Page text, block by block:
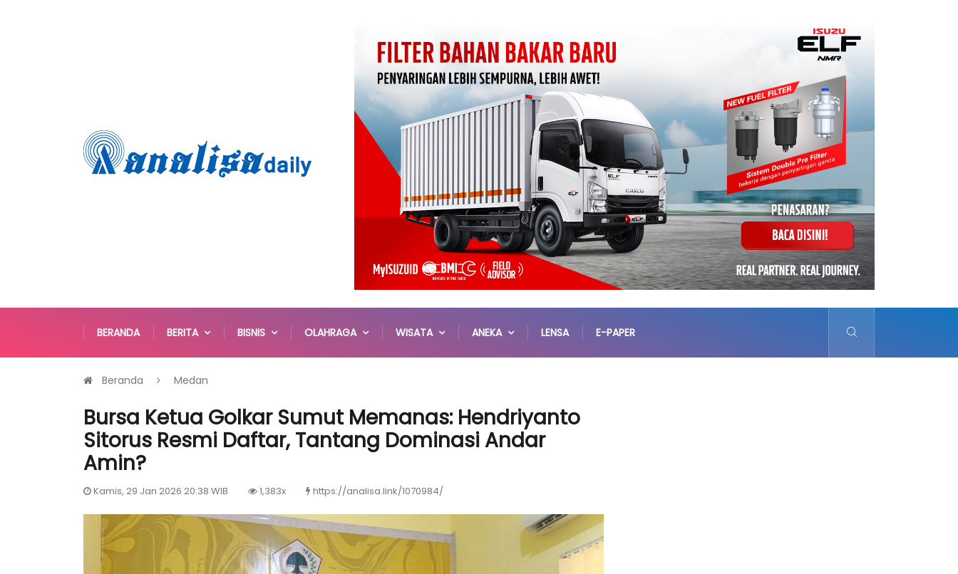
BERANDA BERITA BISNIS OLAHRAGA WISATA ANEKA LENSA E-PAPER
Beranda Medan
Bursa Ketua Golkar Sumut Memanas: Hendriyanto
Sitorus Resmi Daftar, Tantang Dominasi Andar
Amin?
Kamis, 29 Jan 2026 20:38 WIB 1,383x https://analisa.link/1070984/